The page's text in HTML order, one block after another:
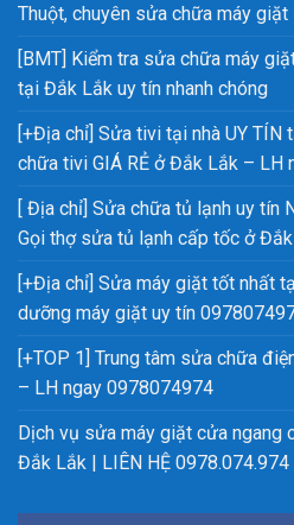
Thuột, chuyên sửa chữa máy
[BMT] Kiểm tra sửa chữa máy
tại Đắk Lắk uy tín nhanh chóng
[+Địa chỉ] Sửa tivi tại nhà UY TÍN
chữa tivi GIÁ RẺ ở Đắk Lắk – LH
[ Địa chỉ] Sửa chữa tủ lạnh uy tín
Gọi thợ sửa tủ lạnh cấp tốc ở
[+Địa chỉ] Sửa máy giặt tốt nhất
dưỡng máy giặt uy tín
[+TOP 1] Trung tâm sửa chữa
– LH ngay 0978074974
Dịch vụ sửa máy giặt cửa ngang
Đắk Lắk | LIÊN HỆ 0978.074.974